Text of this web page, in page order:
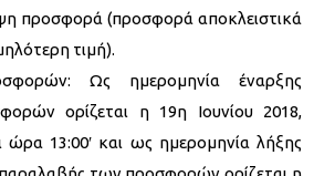
προσφορά (προσφορά αποκλειστικά
τιμή).
Ως ημερομηνία έναρξης
ορίζεται η 19η Ιουνίου 2018,
ώρα 13:00′ και ως ημερομηνία λήξης